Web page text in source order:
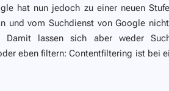
hat nun jedoch zu einer neuen
und vom Suchdienst von Google
Damit lassen sich aber weder
eben filtern: Contentfiltering ist bei